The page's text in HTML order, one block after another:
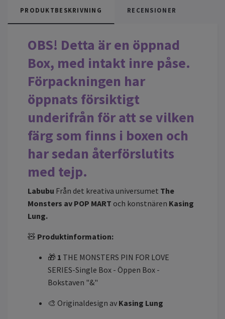
PRODUKTBESKRIVNING RECENSIONER
OBS! Detta är en öppnad
Box, med intakt inre påse.
Förpackningen har
öppnats försiktigt
underifrån för att se vilken
färg som finns i boxen och
har sedan återförslutits
med tejp.
Labubu Från det kreativa universumet The
Monsters av POP MART och konstnären Kasing
Lung.
🧸 Produktinformation:
🎁 1 THE MONSTERS PIN FOR LOVE
SERIES-Single Box - Öppen Box -
Bokstaven "&"
🎨 Originaldesign av Kasing Lung